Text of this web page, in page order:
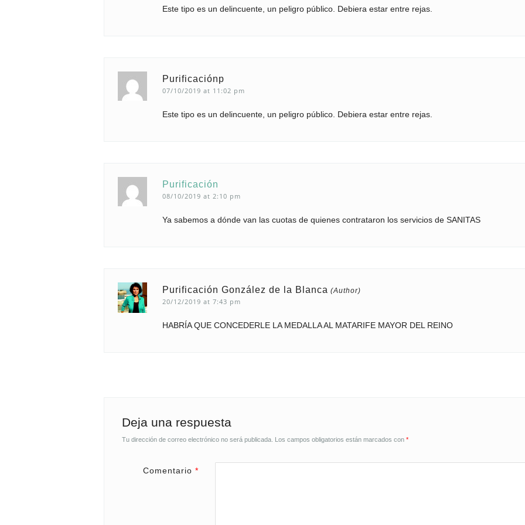
Este tipo es un delincuente, un peligro público. Debiera estar entre rejas.
Purificaciónp
07/10/2019 at 11:02 pm
Este tipo es un delincuente, un peligro público. Debiera estar entre rejas.
Purificación
08/10/2019 at 2:10 pm
Ya sabemos a dónde van las cuotas de quienes contrataron los servicios de SANITAS
Purificación González de la Blanca
20/12/2019 at 7:43 pm
HABRÍA QUE CONCEDERLE LA MEDALLA AL MATARIFE MAYOR DEL REINO
Deja una respuesta
Tu dirección de correo electrónico no será publicada. Los campos obligatorios están marcados con *
Comentario*